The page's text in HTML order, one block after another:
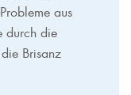
aus
durch die
Brisanz